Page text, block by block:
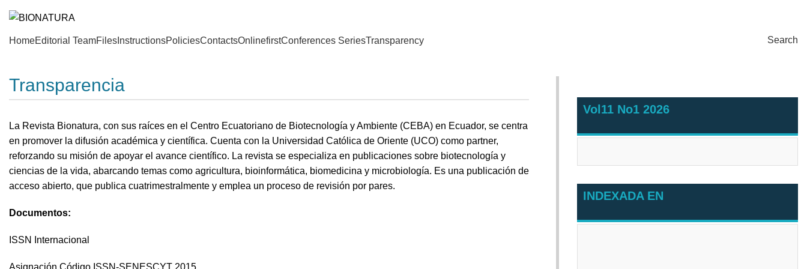
HomeEditorial TeamFiles InstructionsPoliciesContactsOnlinefirstConferences SeriesTransparency Search
Transparencia
La Revista Bionatura, con sus raíces en el Centro Ecuatoriano de Biotecnología y Ambiente (CEBA) en Ecuador, se centra
en promover la difusión académica y científica. Cuenta con la Universidad Católica de Oriente (UCO) como partner,
reforzando su misión de apoyar el avance científico. La revista se especializa en publicaciones sobre biotecnología y
ciencias de la vida, abarcando temas como agricultura, bioinformática, biomedicina y microbiología. Es una publicación de
acceso abierto, que publica cuatrimestralmente y emplea un proceso de revisión por pares.
Documentos:
ISSN Internacional
Asignación Código ISSN-SENESCYT 2015
Vol11 No1 2026
INDEXADA EN